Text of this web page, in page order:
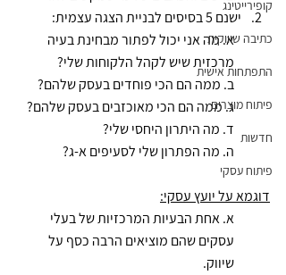
קופירייטינג
כתיבה שיווקית
התפתחות אישית
פיתוח מוצרים
חדשות
פיתוח עסקי
ישנם 5 בסיסים לבניית הצגה עצמית:
א. מה אני יכול לפתור מבחינת בעיה
מרכזית שיש לקהל הלקוחות שלי?
ב. ממה הם הכי פוחדים בעסק שלהם?
ג. ממה הם הכי מאוכזבים בעסק שלהם?
ד. מה היתרון היחסי שלי?
ה. מה הפתרון שלי לסעיפים א-ג?
דוגמא על יועץ עסקי:
א. אחת הבעיות המרכזיות של בעלי
עסקים שהם מוציאים הרבה כסף על
שיווק.